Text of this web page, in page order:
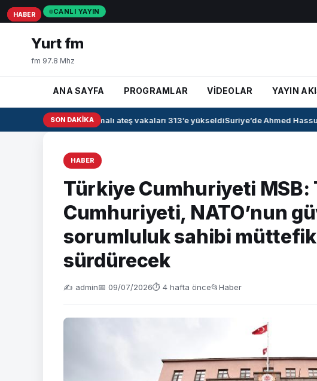
CANLI YAYIN
Yurt fm
fm 97.8 Mhz
ANA SAYFA PROGRAMLAR VİDEOLAR YAYIN
SON DAKIKA
Irak’ta kanamalı ateş vakaları 313’e yükseldiSuriye’de Ahmed
HABER
Türkiye Cumhuriyeti MSB:
Cumhuriyeti, NATO’nun
sorumluluk sahibi
sürdürecek
✍️ admin📅 09/07/2026⏱ 4 hafta önce📂Haber
HABER
HABER
HABER